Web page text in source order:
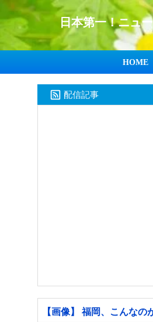
日本第一！ニュ
HOME
配信記事
【画像】 福岡、こんな